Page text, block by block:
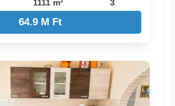
1111 m² 3
64.9 M Ft